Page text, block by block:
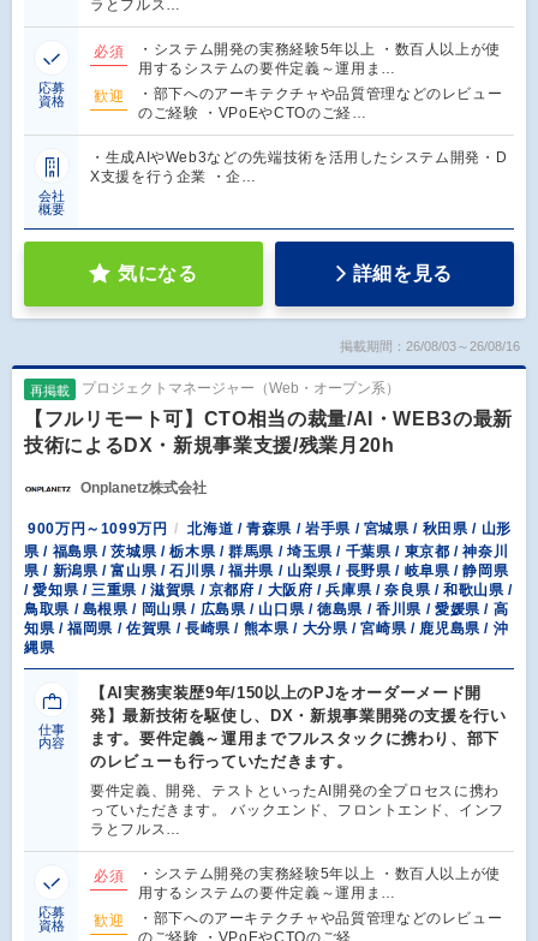
ラとフルス…
応募
資格
必須
・システム開発の実務経験5年以上 ・数百人以上が使
用するシステムの要件定義～運用ま…
歓迎
・部下へのアーキテクチャや品質管理などのレビュー
のご経験 ・VPoEやCTOのご経…
会社
概要
・生成AIやWeb3などの先端技術を活用したシステム開発・D
X支援を行う企業 ・企…
気になる 詳細を見る
掲載期間：26/08/03～26/08/16
再掲載 プロジェクトマネージャー（Web・オープン系）
【フルリモート可】CTO相当の裁量/AI・WEB3の最新
技術によるDX・新規事業支援/残業月20h
Onplanetz株式会社
900万円～1099万円
北海道 / 青森県 / 岩手県 / 宮城県 / 秋田県 / 山形
県 / 福島県 / 茨城県 / 栃木県 / 群馬県 / 埼玉県 / 千葉県 / 東京都 / 神奈川
県 / 新潟県 / 富山県 / 石川県 / 福井県 / 山梨県 / 長野県 / 岐阜県 / 静岡県
/ 愛知県 / 三重県 / 滋賀県 / 京都府 / 大阪府 / 兵庫県 / 奈良県 / 和歌山県 /
鳥取県 / 島根県 / 岡山県 / 広島県 / 山口県 / 徳島県 / 香川県 / 愛媛県 / 高
知県 / 福岡県 / 佐賀県 / 長崎県 / 熊本県 / 大分県 / 宮崎県 / 鹿児島県 / 沖
縄県
仕事
内容
【AI実務実装歴9年/150以上のPJをオーダーメード開
発】最新技術を駆使し、DX・新規事業開発の支援を行い
ます。要件定義～運用までフルスタックに携わり、部下
のレビューも行っていただきます。
要件定義、開発、テストといったAI開発の全プロセスに携わ
っていただきます。 バックエンド、フロントエンド、インフ
ラとフルス…
応募
資格
必須
・システム開発の実務経験5年以上 ・数百人以上が使
用するシステムの要件定義～運用ま…
歓迎
・部下へのアーキテクチャや品質管理などのレビュー
のご経験 ・VPoEやCTOのご経…